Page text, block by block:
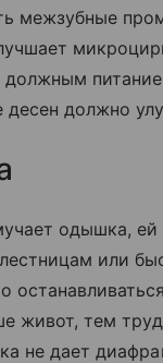
межзубные
должным
десен должно
одышка, ей
или
живот, тем
не дает